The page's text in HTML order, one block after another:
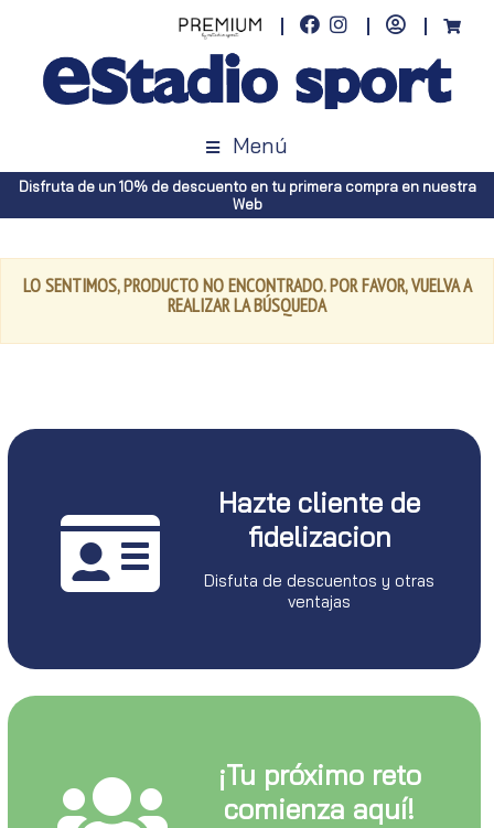
Menú
Disfruta de un 10% de descuento en tu primera compra en nuestra
Web
LO SENTIMOS, PRODUCTO NO ENCONTRADO. POR FAVOR, VUELVA A
REALIZAR LA BÚSQUEDA
Hazte cliente de
fidelizacion
Disfuta de descuentos y otras
ventajas
¡Tu próximo reto
comienza aquí!